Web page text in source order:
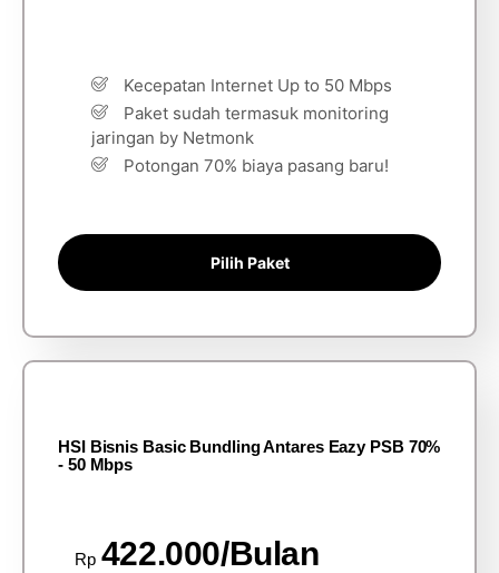
Kecepatan Internet Up to 50 Mbps
Paket sudah termasuk monitoring
jaringan by Netmonk
Potongan 70% biaya pasang baru!
Pilih Paket
HSI Bisnis Basic Bundling Antares Eazy PSB 70%
- 50 Mbps
Rp 422.000/Bulan